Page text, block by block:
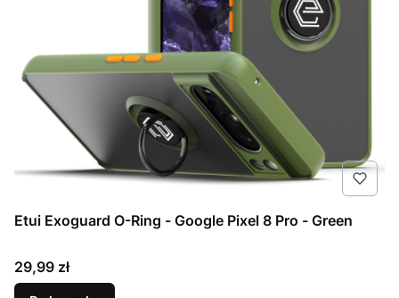
Etui Exoguard O-Ring - Google Pixel 8 Pro - Green
Cena
29,99 zł